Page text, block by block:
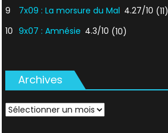
9
7x09 : La morsure du Mal 4.27/10 (11)
10 9x07 : Amnésie 4.3/10 (10)
Archives
Archives